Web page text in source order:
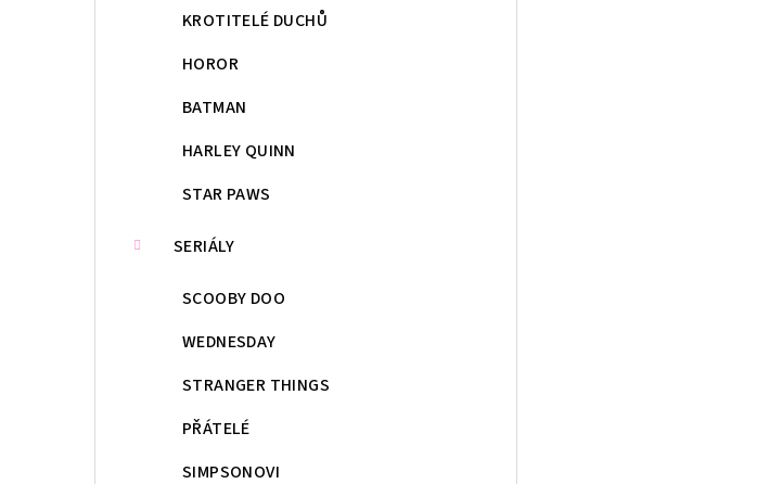
KROTITELÉ DUCHŮ
HOROR
BATMAN
HARLEY QUINN
STAR PAWS
SERIÁLY
SCOOBY DOO
WEDNESDAY
STRANGER THINGS
PŘÁTELÉ
SIMPSONOVI